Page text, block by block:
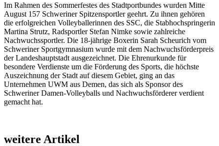
Im Rahmen des Sommerfestes des Stadtportbundes wurden Mitte
August 157 Schweriner Spitzensportler geehrt. Zu ihnen gehören
die erfolgreichen Volleyballerinnen des SSC, die Stabhochspringerin
Martina Strutz, Radsportler Stefan Nimke sowie zahlreiche
Nachwuchssportler. Die 18-jährige Boxerin Sarah Scheurich vom
Schweriner Sportgymnasium wurde mit dem Nachwuchsförderpreis
der Landeshauptstadt ausgezeichnet. Die Ehrenurkunde für
besondere Verdienste um die Förderung des Sports, die höchste
Auszeichnung der Stadt auf diesem Gebiet, ging an das
Unternehmen UWM aus Demen, das sich als Sponsor des
Schweriner Damen-Volleyballs und Nachwuchsförderer verdient
gemacht hat.
weitere Artikel